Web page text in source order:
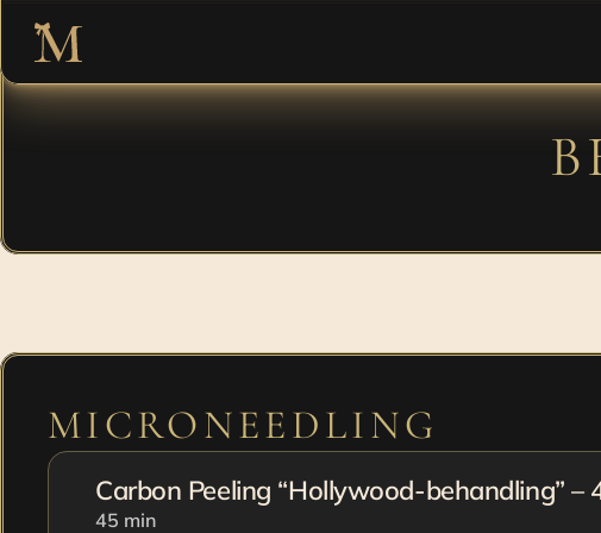
MICRONEEDLING
Carbon Peeling “Hollywood-behandling” –
45 min